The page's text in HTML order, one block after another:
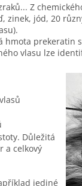
Z
zinek, jód, 20
hmota
vlasu lze
Důležitá
a celkový
jediné